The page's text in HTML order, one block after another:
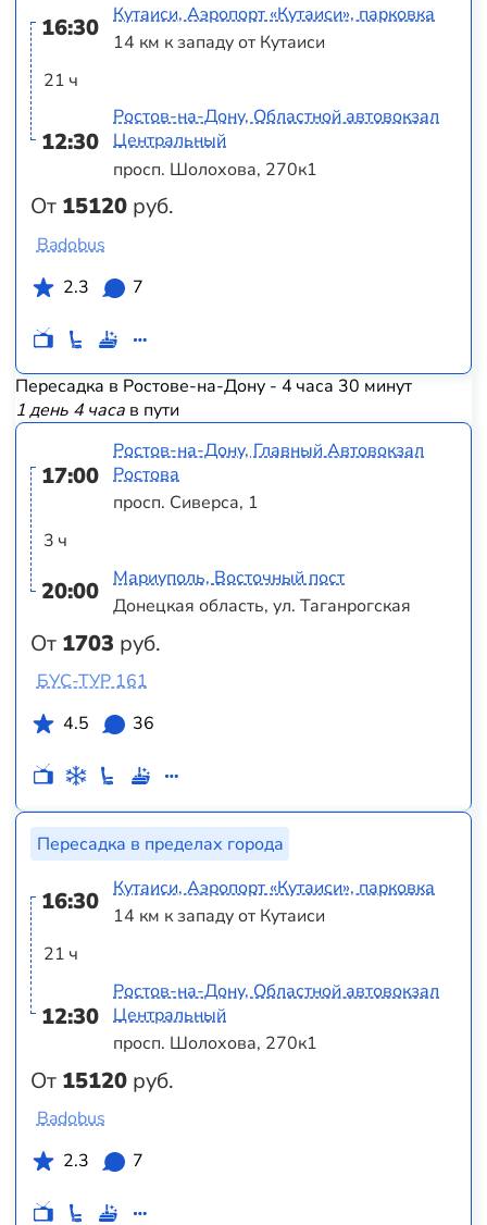
16:30
21 ч
12:30
От 15120 руб.
Кутаиси, Аэропорт «Кутаиси», парковка
14 км к западу от Кутаиси
Ростов-на-Дону, Областной автовокзал
Центральный
просп. Шолохова, 270к1
Badobus
2.3
7
Пересадка в Ростове-на-Дону - 4 часа 30 минут
1 день 4 часав пути
17:00
3 ч
20:00
От 1703 руб.
Ростов-на-Дону, Главный Автовокзал
Ростова
просп. Сиверса, 1
Мариуполь, Восточный пост
Донецкая область, ул. Таганрогская
БУС-ТУР 161
4.5
36
Пересадка в пределах города
16:30
21 ч
12:30
От 15120 руб.
Кутаиси, Аэропорт «Кутаиси», парковка
14 км к западу от Кутаиси
Ростов-на-Дону, Областной автовокзал
Центральный
просп. Шолохова, 270к1
Badobus
2.3
7